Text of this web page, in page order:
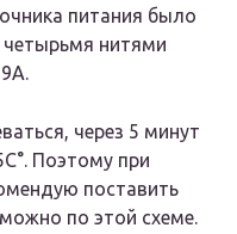
питания было
четырьмя нитями
через 5 минут
Поэтому при
поставить
по этой схеме.